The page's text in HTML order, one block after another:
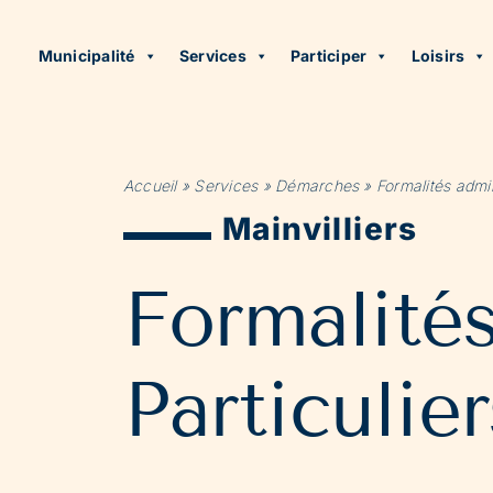
Municipalité Services Participer Loisirs
Accueil» Services» Démarches» Formalités
Mainvilliers